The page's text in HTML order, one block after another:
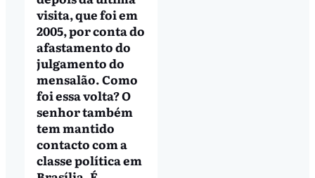
visita, que foi em
2005, por conta do
afastamento do
julgamento do
mensalão. Como
foi essa volta? O
senhor também
tem mantido
contacto com a
classe política em